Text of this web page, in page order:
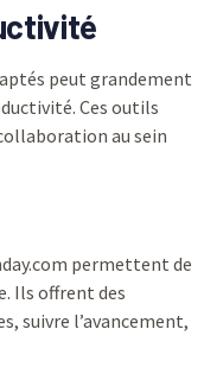
peut grandement
Ces outils
au sein
permettent de
Ils offrent des
suivre l’avancement,